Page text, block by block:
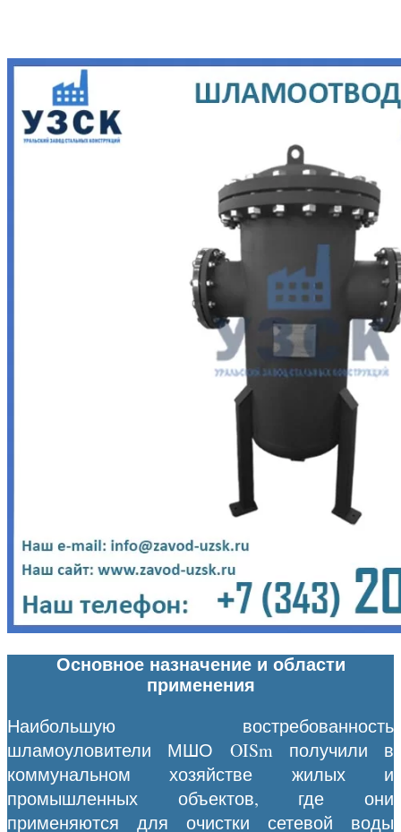
Основное назначение и области
применения
Наибольшую востребованность
шламоуловители МШО OISm получили в
коммунальном хозяйстве жилых и
промышленных объектов, где они
применяются для очистки сетевой воды